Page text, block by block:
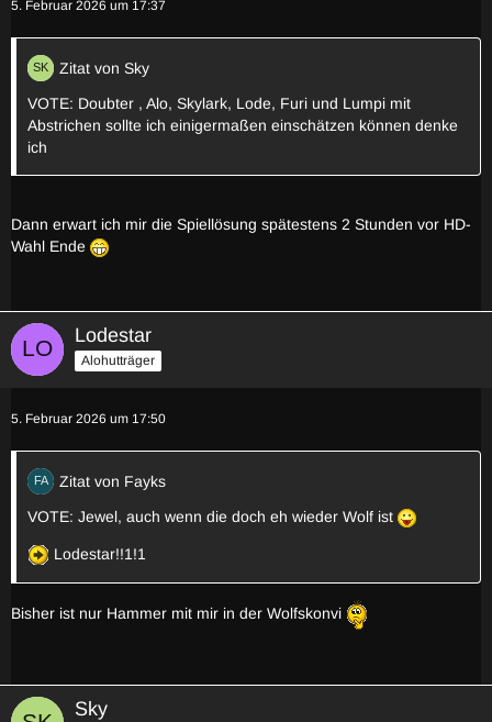
5. Februar 2026 um 17:37
Zitat von Sky
VOTE: Doubter , Alo, Skylark, Lode, Furi und Lumpi mit
Abstrichen sollte ich einigermaßen einschätzen können denke
ich
Dann erwart ich mir die Spiellösung spätestens 2 Stunden vor HD-
Wahl Ende
Lodestar
Alohutträger
5. Februar 2026 um 17:50
Zitat von Fayks
VOTE: Jewel, auch wenn die doch eh wieder Wolf ist
Lodestar!!1!1
Bisher ist nur Hammer mit mir in der Wolfskonvi
Sky